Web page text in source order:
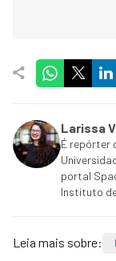
Larissa
É repórter
portal
Instituto
Leia mais sobre: